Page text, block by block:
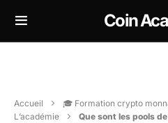
Coin
Accueil
🎓 Formation crypto
L’académie
Que sont les pools